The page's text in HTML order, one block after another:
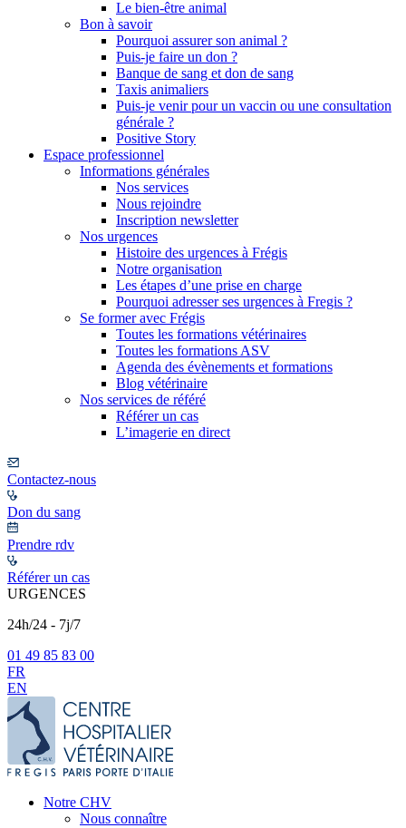
Le bien-être animal
Bon à savoir
Pourquoi assurer son animal ?
Puis-je faire un don ?
Banque de sang et don de sang
Taxis animaliers
Puis-je venir pour un vaccin ou une consultation
générale ?
Positive Story
Espace professionnel
Informations générales
Nos services
Nous rejoindre
Inscription newsletter
Nos urgences
Histoire des urgences à Frégis
Notre organisation
Les étapes d’une prise en charge
Pourquoi adresser ses urgences à Fregis ?
Se former avec Frégis
Toutes les formations vétérinaires
Toutes les formations ASV
Agenda des évènements et formations
Blog vétérinaire
Nos services de référé
Référer un cas
L’imagerie en direct
Contactez-nous
Don du sang
Prendre rdv
Référer un cas
URGENCES
24h/24 - 7j/7
01 49 85 83 00
FR
EN
Notre CHV
Nous connaître